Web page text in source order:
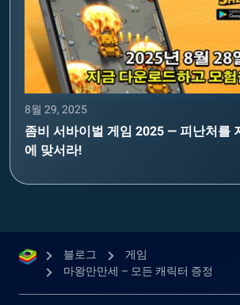
8월 29, 2025
좀비 서바이벌 게임 2025 — 피난처를
에 맞서라!
블로그
게임
마왕만만세 – 모든 캐릭터 증정